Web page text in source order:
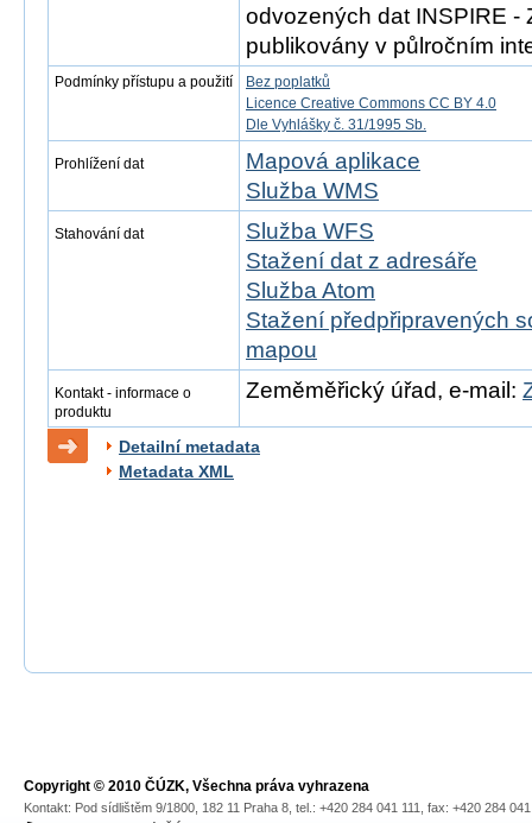
odvozených dat INSPIRE -
publikovány v půlročním
Podmínky přístupu a použití
Bez poplatků
Licence Creative Commons CC BY 4.0
Dle Vyhlášky č. 31/1995 Sb.
Prohlížení dat
Mapová aplikace
Služba WMS
Stahování dat
Služba WFS
Stažení dat z adresáře
Služba Atom
Stažení předpřipravených
mapou
Kontakt - informace o
produktu
Zeměměřický úřad, e-mail:
Detailní metadata
Metadata XML
Copyright © 2010 ČÚZK, Všechna práva vyhrazena
Kontakt: Pod sídlištěm 9/1800, 182 11 Praha 8, tel.: +420 284 041 111, fax: +420 284